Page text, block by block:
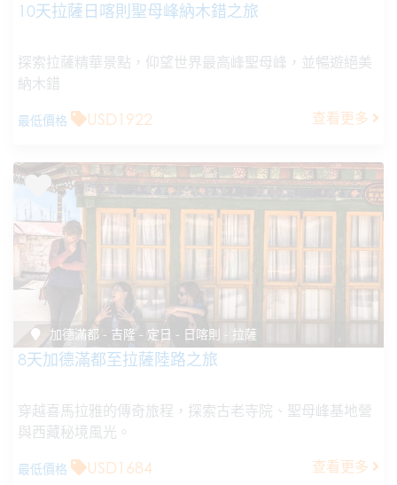
10天拉薩日喀則聖母峰納木錯之旅
探索拉薩精華景點，仰望世界最高峰聖母峰，並暢遊絕美
納木錯
最低價格 USD1922 查看更多
加德滿都 - 吉隆 - 定日 - 日喀則 - 拉薩
8天加德滿都至拉薩陸路之旅
穿越喜馬拉雅的傳奇旅程，探索古老寺院、聖母峰基地營
與西藏秘境風光。
最低價格 USD1684 查看更多